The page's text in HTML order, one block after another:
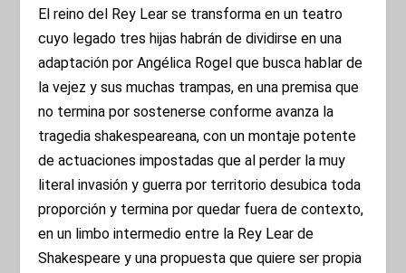
El reino del Rey Lear se transforma en un teatro
cuyo legado tres hijas habrán de dividirse en una
adaptación por Angélica Rogel que busca hablar de
la vejez y sus muchas trampas, en una premisa que
no termina por sostenerse conforme avanza la
tragedia shakespeareana, con un montaje potente
de actuaciones impostadas que al perder la muy
literal invasión y guerra por territorio desubica toda
proporción y termina por quedar fuera de contexto,
en un limbo intermedio entre la Rey Lear de
Shakespeare y una propuesta que quiere ser propia